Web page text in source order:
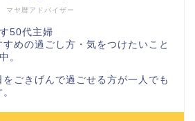
マヤ暦アドバイザー
50代主婦
めの過ごし方・気をつけたいこと
。
ごきげんで過ごせる方が一人でも